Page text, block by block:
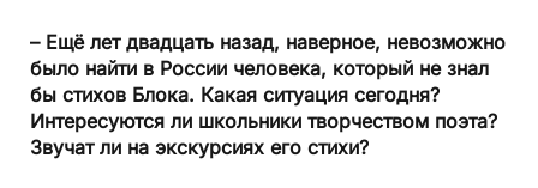
– Ещё лет двадцать назад, наверное, невозможно
было найти в России человека, который не знал
бы стихов Блока. Какая ситуация сегодня?
Интересуются ли школьники творчеством поэта?
Звучат ли на экскурсиях его стихи?